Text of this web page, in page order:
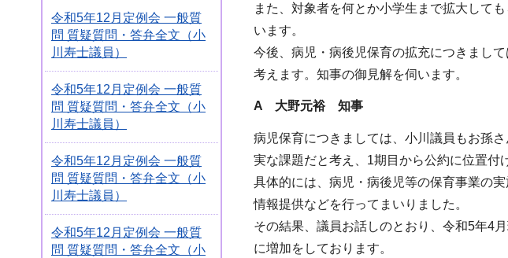
令和5年12月定例会 一般質
問 質疑質問・答弁全文（小
川寿士議員）
令和5年12月定例会 一般質
問 質疑質問・答弁全文（小
川寿士議員）
令和5年12月定例会 一般質
問 質疑質問・答弁全文（小
川寿士議員）
令和5年12月定例会 一般質
問 質疑質問・答弁全文（小
また、対象者を何とか小学生まで拡大して
います。
今後、病児・病後児保育の拡充につきまし
考えます。知事の御見解を伺います。
A 大野元裕 知事
病児保育につきましては、小川議員もお孫
実な課題だと考え、1期目から公約に位置付
具体的には、病児・病後児等の保育事業の
情報提供などを行ってまいりました。
その結果、議員お話しのとおり、令和5年4
に増加をしております。